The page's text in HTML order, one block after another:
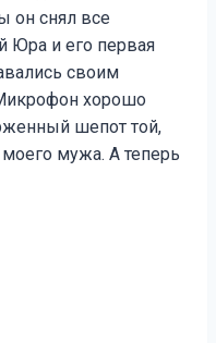
он снял все
Юра и его первая
своим
хорошо
шепот той,
мужа. А теперь